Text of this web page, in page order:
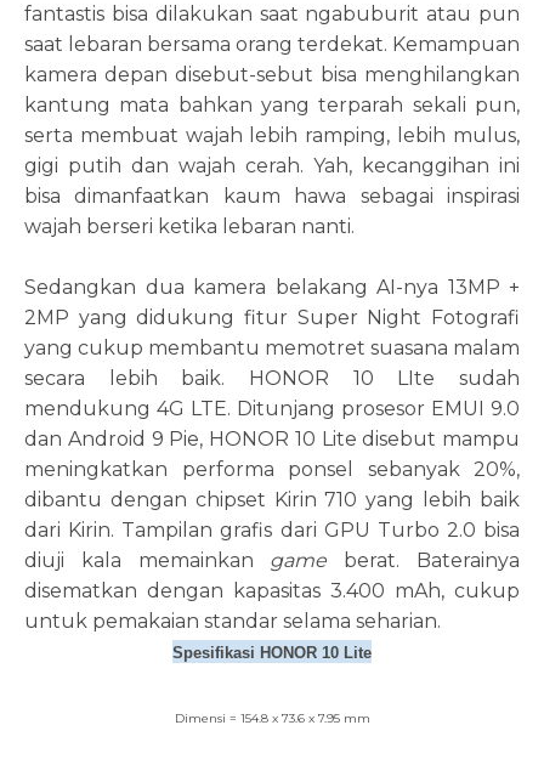
fantastis bisa dilakukan saat ngabuburit atau pun
saat lebaran bersama orang terdekat. Kemampuan
kamera depan disebut-sebut bisa menghilangkan
kantung mata bahkan yang terparah sekali pun,
serta membuat wajah lebih ramping, lebih mulus,
gigi putih dan wajah cerah. Yah, kecanggihan ini
bisa dimanfaatkan kaum hawa sebagai inspirasi
wajah berseri ketika lebaran nanti.
Sedangkan dua kamera belakang AI-nya 13MP +
2MP yang didukung fitur Super Night Fotografi
yang cukup membantu memotret suasana malam
secara lebih baik. HONOR 10 LIte sudah
mendukung 4G LTE. Ditunjang prosesor EMUI 9.0
dan Android 9 Pie, HONOR 10 Lite disebut mampu
meningkatkan performa ponsel sebanyak 20%,
dibantu dengan chipset Kirin 710 yang lebih baik
dari Kirin. Tampilan grafis dari GPU Turbo 2.0 bisa
diuji kala memainkan game berat. Baterainya
disematkan dengan kapasitas 3.400 mAh, cukup
untuk pemakaian standar selama seharian.
Spesifikasi HONOR 10 Lite
Dimensi = 154.8 x 73.6 x 7.95 mm